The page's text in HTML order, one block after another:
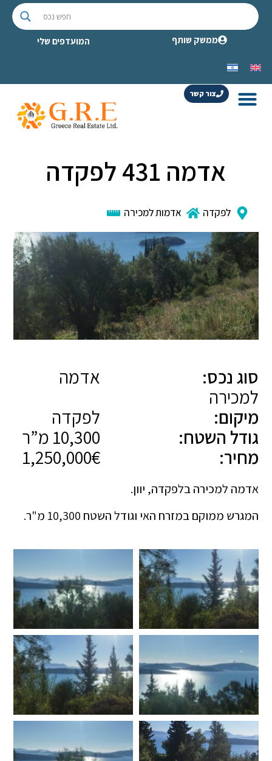
ממשק שותף המועדפים שלי
צור קשר
אדמה 431 לפקדה
לפקדה אדמות למכירה
סוג נכס:
אדמה
למכירה
מיקום:
לפקדה
גודל השטח:
מחיר:
1,250,000€
אדמה למכירה בלפקדה, יוון.
המגרש ממוקם במזרח האי וגודל השטח 10,300 מ"ר.